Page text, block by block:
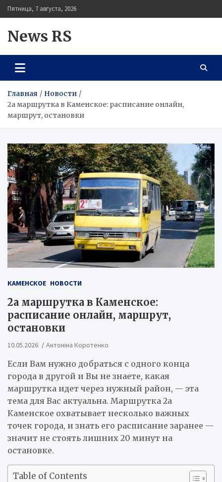
Перейти
к
Пятница, 7 августа, 2026
News RS
Главная
Новости
2а маршрутка в Каменское: расписание онлайн,
маршрут, остановки
КАМЕНСКОЕ НОВОСТИ
2а маршрутка в Каменское:
расписание онлайн, маршрут,
остановки
10.05.2026 Антоніна Коротенко
Если Вам нужно добраться с одного конца
города в другой и Вы не знаете, какая
маршрутка идет через нужный район, — эта
тема для Вас актуальна. Маршрутка 2а
Каменское охватывает несколько важных
точек города, и знать его расписание заранее —
значит не стоять лишних 20 минут на
остановке.
Table of Contents